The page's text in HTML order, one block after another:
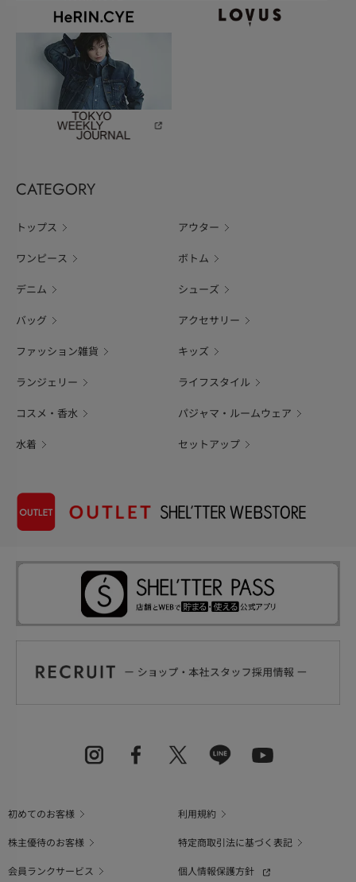
CATEGORY
トップス アウター
ワンピース ボトム
デニム シューズ
バッグ アクセサリー
ファッション雑貨 キッズ
ランジェリー ライフスタイル
コスメ・香水 パジャマ・ルームウェア
水着 セットアップ
初めてのお客様
利用規約
株主優待のお客様
特定商取引法に基づく表記
会員ランクサービス
個人情報保護方針